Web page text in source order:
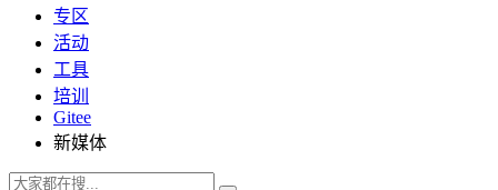
专区
活动
工具
培训
Gitee
新媒体